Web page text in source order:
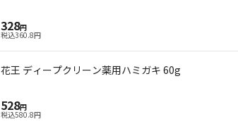
328円
税込360.8円
花王 ディープクリーン薬用ハミガキ 60g
528円
税込580.8円